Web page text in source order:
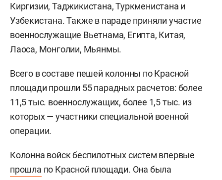
Киргизии, Таджикистана, Туркменистана и
Узбекистана. Также в параде приняли участие
военнослужащие Вьетнама, Египта, Китая,
Лаоса, Монголии, Мьянмы.
Всего в составе пешей колонны по Красной
площади прошли 55 парадных расчетов: более
11,5 тыс. военнослужащих, более 1,5 тыс. из
которых — участники специальной военной
операции.
Колонна войск беспилотных систем впервые
прошла по Красной площади. Она была